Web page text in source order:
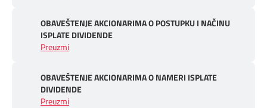
OBAVEŠTENJE AKCIONARIMA O POSTUPKU I NAČINU
ISPLATE DIVIDENDE
Preuzmi
OBAVEŠTENJE AKCIONARIMA O NAMERI ISPLATE
DIVIDENDE
Preuzmi